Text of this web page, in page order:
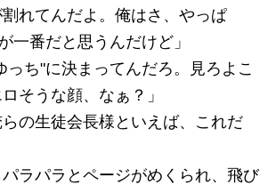
割れてんだよ。俺はさ、やっぱ
一番だと思うんだけど」
っち"に決まってんだろ。見ろよこ
そうな顔、なぁ？」
らの生徒会長様といえば、これだ
ラパラとページがめくられ、飛び